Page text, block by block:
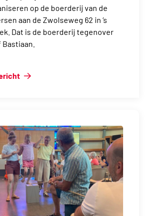
op de boerderij van de
aan de Zwolseweg 62 in ’s
Dat is de boerderij tegenover